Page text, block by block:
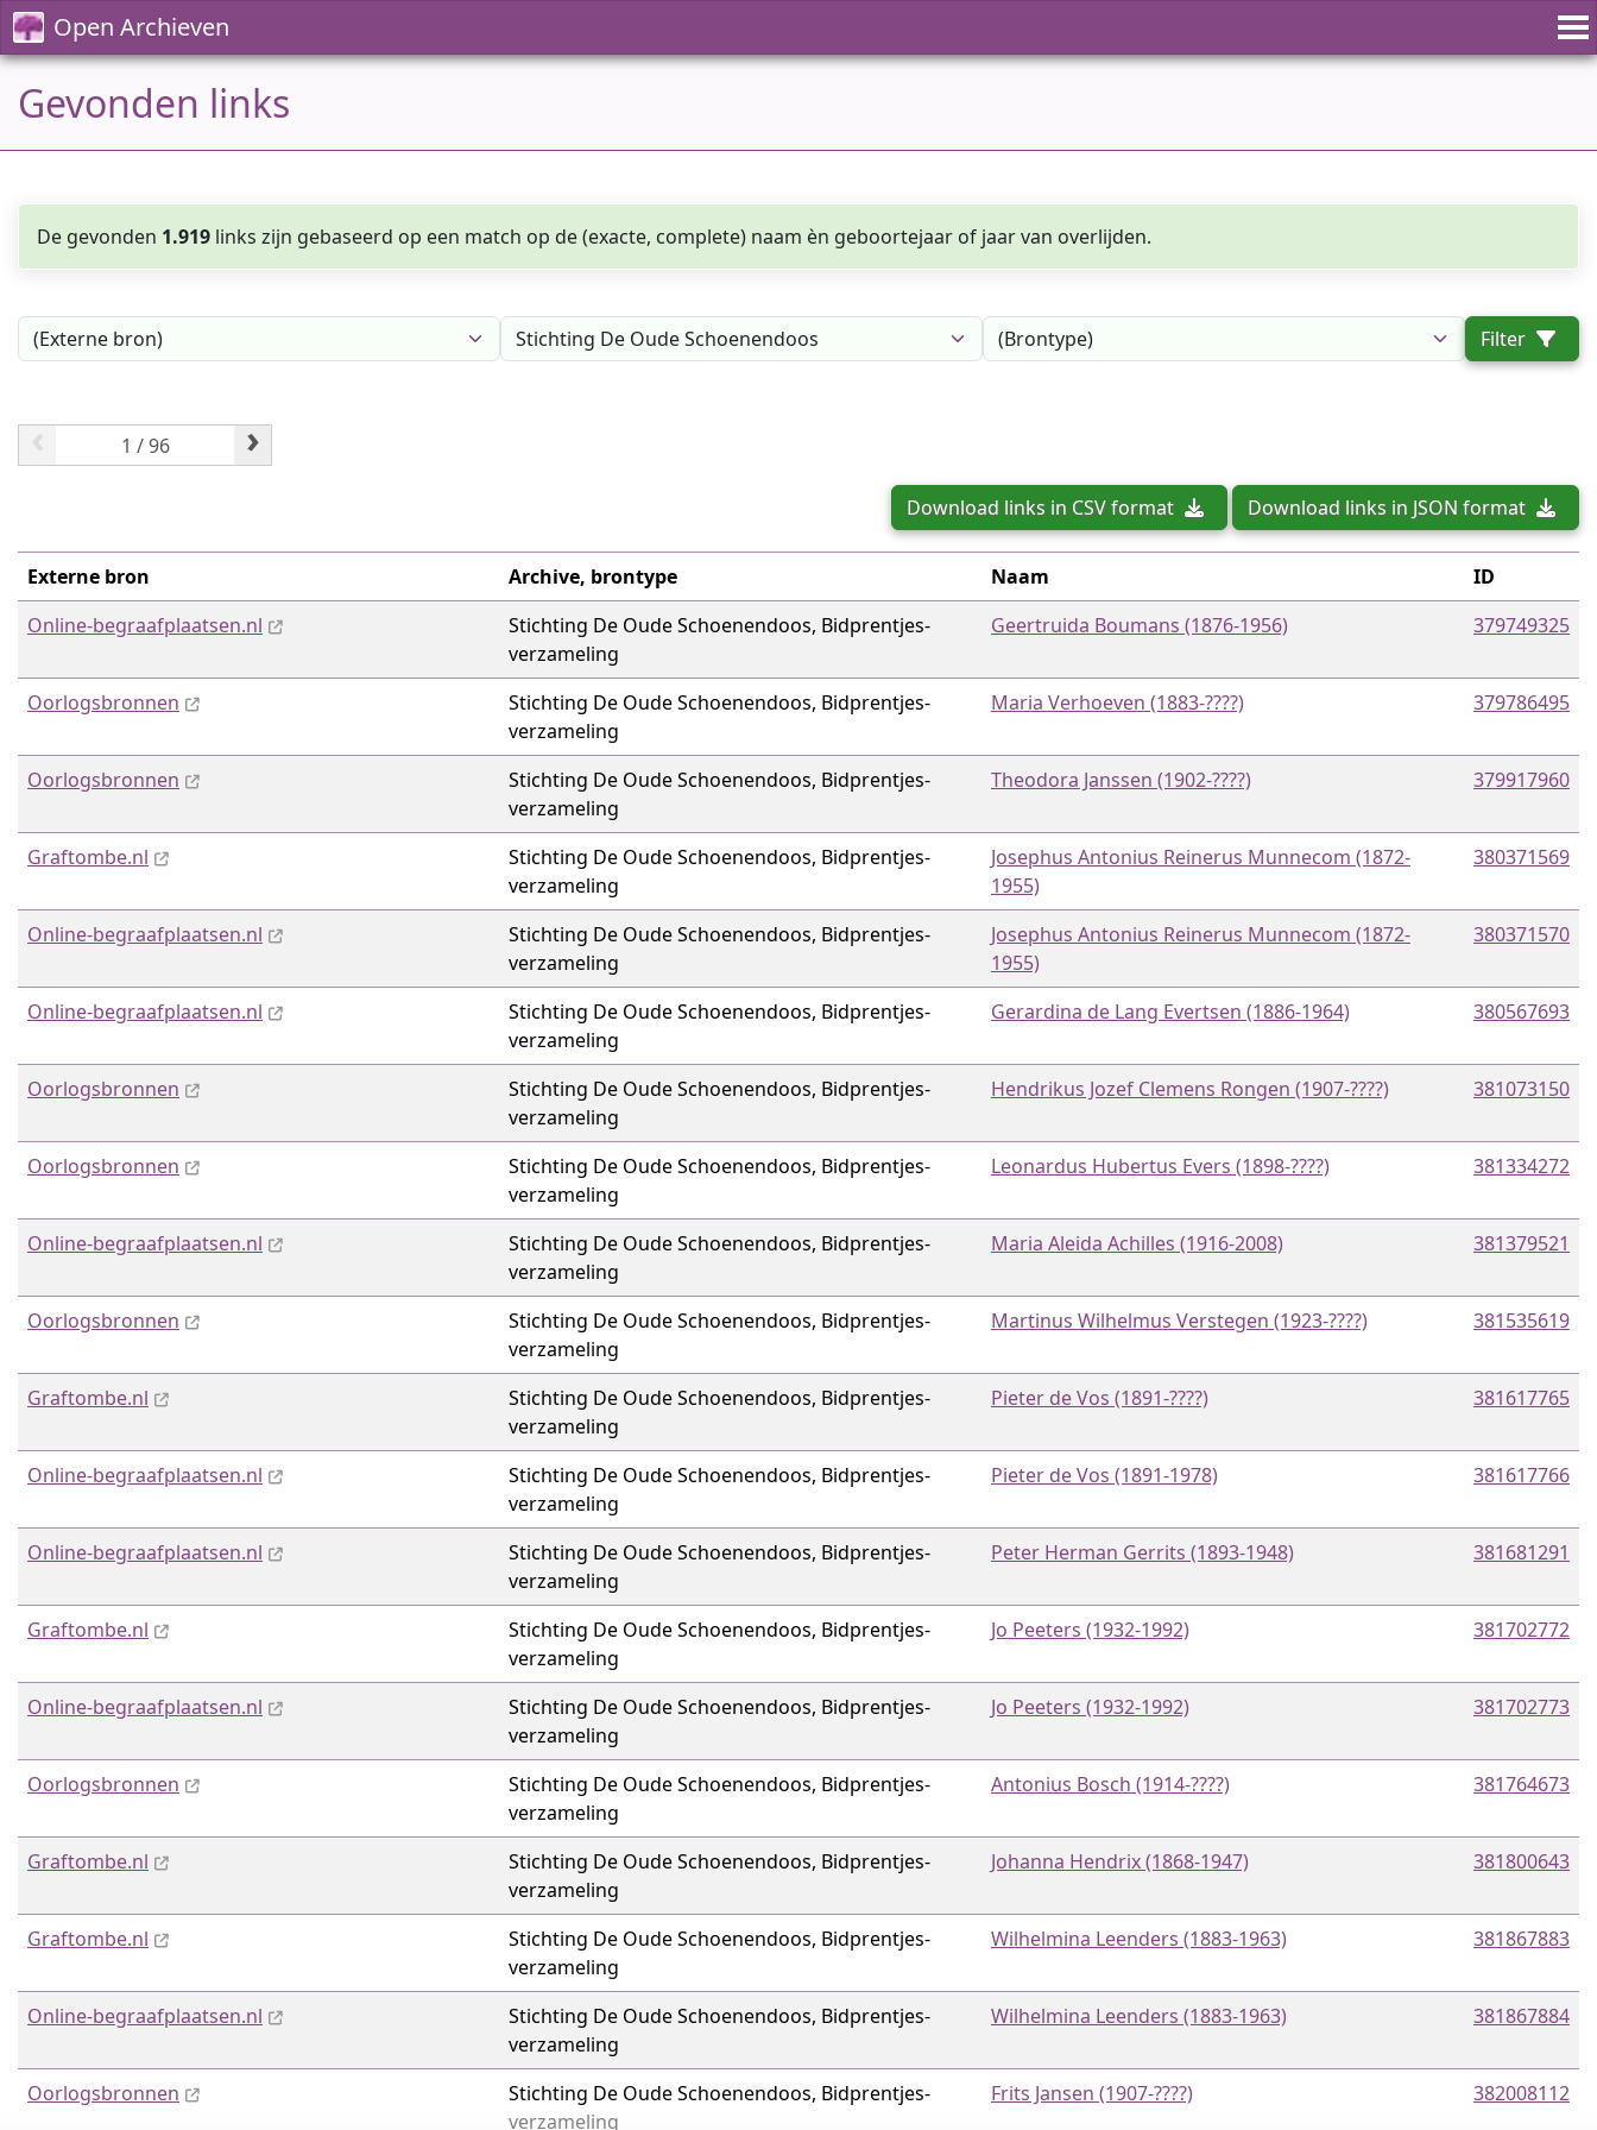
Open Archieven
Gevonden links
De gevonden 1.919 links zijn gebaseerd op een match op de (exacte, complete) naam èn geboortejaar of jaar van overlijden.
Filter
‹ ›
Download links in CSV format Download links in JSON format
Externe bron Archive, brontype Naam
ID
Online-begraafplaatsen.nl
Stichting De Oude Schoenendoos, Bidprentjes­
verzameling
Geertruida Boumans (1876-1956) 379749325
Oorlogsbronnen
Stichting De Oude Schoenendoos, Bidprentjes­
verzameling
Maria Verhoeven (1883-????) 379786495
Oorlogsbronnen
Stichting De Oude Schoenendoos, Bidprentjes­
verzameling
Theodora Janssen (1902-????) 379917960
Graftombe.nl
Stichting De Oude Schoenendoos, Bidprentjes­
verzameling
Josephus Antonius Reinerus Munnecom (1872-
1955)
380371569
Online-begraafplaatsen.nl
Stichting De Oude Schoenendoos, Bidprentjes­
verzameling
Josephus Antonius Reinerus Munnecom (1872-
1955)
380371570
Online-begraafplaatsen.nl
Stichting De Oude Schoenendoos, Bidprentjes­
verzameling
Gerardina de Lang Evertsen (1886-1964) 380567693
Oorlogsbronnen
Stichting De Oude Schoenendoos, Bidprentjes­
verzameling
Hendrikus Jozef Clemens Rongen (1907-????) 381073150
Oorlogsbronnen
Stichting De Oude Schoenendoos, Bidprentjes­
verzameling
Leonardus Hubertus Evers (1898-????) 381334272
Online-begraafplaatsen.nl
Stichting De Oude Schoenendoos, Bidprentjes­
verzameling
Maria Aleida Achilles (1916-2008) 381379521
Oorlogsbronnen
Stichting De Oude Schoenendoos, Bidprentjes­
verzameling
Martinus Wilhelmus Verstegen (1923-????) 381535619
Graftombe.nl
Stichting De Oude Schoenendoos, Bidprentjes­
verzameling
Pieter de Vos (1891-????) 381617765
Online-begraafplaatsen.nl
Stichting De Oude Schoenendoos, Bidprentjes­
verzameling
Pieter de Vos (1891-1978) 381617766
Online-begraafplaatsen.nl
Stichting De Oude Schoenendoos, Bidprentjes­
verzameling
Peter Herman Gerrits (1893-1948) 381681291
Graftombe.nl
Stichting De Oude Schoenendoos, Bidprentjes­
verzameling
Jo Peeters (1932-1992) 381702772
Online-begraafplaatsen.nl
Stichting De Oude Schoenendoos, Bidprentjes­
verzameling
Jo Peeters (1932-1992) 381702773
Oorlogsbronnen
Stichting De Oude Schoenendoos, Bidprentjes­
verzameling
Antonius Bosch (1914-????) 381764673
Graftombe.nl
Stichting De Oude Schoenendoos, Bidprentjes­
verzameling
Johanna Hendrix (1868-1947) 381800643
Graftombe.nl
Stichting De Oude Schoenendoos, Bidprentjes­
verzameling
Wilhelmina Leenders (1883-1963) 381867883
Online-begraafplaatsen.nl
Stichting De Oude Schoenendoos, Bidprentjes­
verzameling
Wilhelmina Leenders (1883-1963) 381867884
Oorlogsbronnen
Stichting De Oude Schoenendoos, Bidprentjes­
verzameling
Frits Jansen (1907-????) 382008112